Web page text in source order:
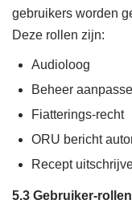
gebruikers worden
Deze rollen zijn:
Audioloog
Beheer
Fiatterings-recht
ORU bericht
Recept
5.3 Gebruiker-rollen